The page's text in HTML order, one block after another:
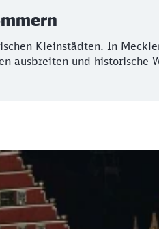
Kleinstädten. In
ausbreiten und historische